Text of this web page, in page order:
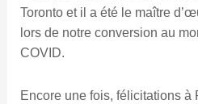
Toronto et il a été le maître
lors de notre conversion au
COVID.
Encore une fois, félicitations à